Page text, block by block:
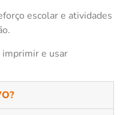
escolar e atividades
imprimir e usar